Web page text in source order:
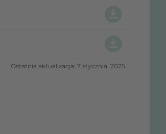
Ostatnia aktualizacja: 7 stycznia, 2025